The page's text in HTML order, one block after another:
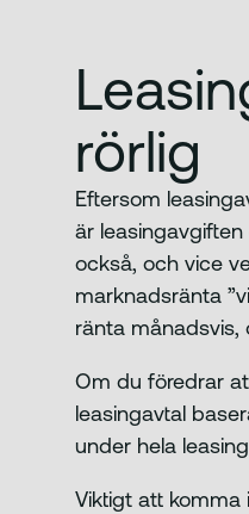
rörlig
Eftersom
är
också, och vice
marknadsränta
ränta månadsvis,
Om du föredrar
leasingavtal
under hela
Viktigt att komma